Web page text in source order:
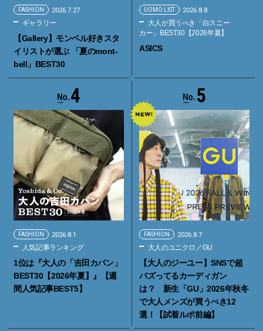
FASHION 2026.7.27
ギャラリー
【Gallery】モンベル好きスタ
イリストが選ぶ 「夏のmont-
bell」BEST30
UOMO LIST 2026.8.8
大人が買うべき「白スニー
カー」BEST30【2026年夏】
ASICS
4
FASHION 2026.8.1
人気記事ランキング
1位は『大人の「吉田カバン」
BEST30【2026年夏】』【週
間人気記事BEST5】
5
FASHION 2026.8.7
大人のユニクロ／GU
【大人のジーユー】SNSで超
バズってるカーディガン
は？ 新生「GU」2026年秋冬
で大人メンズが買うべき12
選！【試着ルポ前編】